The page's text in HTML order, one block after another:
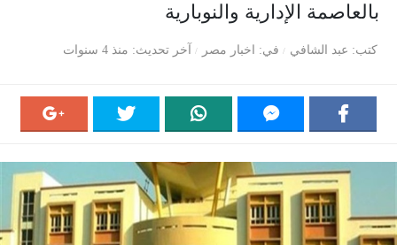
بالعاصمة الإدارية والنوبارية
كتب عبد الشافي في اخبار مصر آخر تحديث منذ 4 سنوات